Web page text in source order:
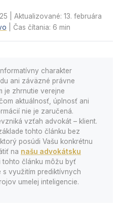
| Aktualizované: 13. februára
| Čas čítania: 6 min
charakter
ani záväzné právne
je zhrnutie verejne
aktuálnosť, úplnosť ani
nie je zaručená.
vzťah advokát – klient.
tohto článku bez
posúdi Vašu konkrétnu
na našu advokátsku
tohto článku môžu byť
využitím prediktívnych
umelej inteligencie.